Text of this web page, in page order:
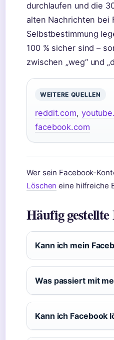
durchlaufen und die
alten Nachrichten bei
Selbstbestimmung
100 % sicher sind –
zwischen „weg“ und
WEITERE QUELLEN
reddit.com,
facebook.com
Wer sein Facebook-
Löschen eine hilfreiche
Häufig gestellte
Kann ich mein
Was passiert mit
Kann ich Facebook